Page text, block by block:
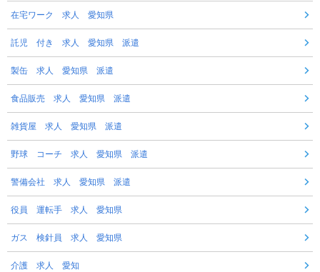
在宅ワーク 求人 愛知県
託児 付き 求人 愛知県 派遣
製缶 求人 愛知県 派遣
食品販売 求人 愛知県 派遣
雑貨屋 求人 愛知県 派遣
野球 コーチ 求人 愛知県 派遣
警備会社 求人 愛知県 派遣
役員 運転手 求人 愛知県
ガス 検針員 求人 愛知県
介護 求人 愛知